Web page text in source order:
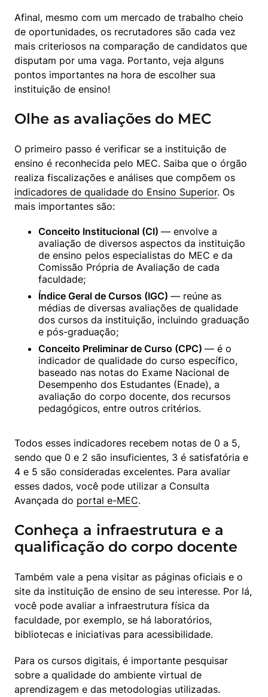
Afinal, mesmo com um mercado de trabalho cheio
de oportunidades, os recrutadores são cada vez
mais criteriosos na comparação de candidatos que
disputam por uma vaga. Portanto, veja alguns
pontos importantes na hora de escolher sua
instituição de ensino!
Olhe as avaliações do MEC
O primeiro passo é verificar se a instituição de
ensino é reconhecida pelo MEC. Saiba que o órgão
indicadores de qualidade do Ensino Superior. Os
mais importantes são:
Conceito Institucional (CI) — envolve a
avaliação de diversos aspectos da instituição
de ensino pelos especialistas do MEC e da
Comissão Própria de Avaliação de cada
faculdade;
Índice Geral de Cursos (IGC) — reúne as
médias de diversas avaliações de qualidade
dos cursos da instituição, incluindo graduação
e pós-graduação;
Conceito Preliminar de Curso (CPC) — é o
indicador de qualidade do curso específico,
baseado nas notas do Exame Nacional de
Desempenho dos Estudantes (Enade), a
avaliação do corpo docente, dos recursos
pedagógicos, entre outros critérios.
Todos esses indicadores recebem notas de 0 a 5,
sendo que 0 e 2 são insuficientes, 3 é satisfatória e
4 e 5 são consideradas excelentes. Para avaliar
esses dados, você pode utilizar a Consulta
Avançada do portal e-MEC.
Conheça a infraestrutura e a
qualificação do corpo docente
Também vale a pena visitar as páginas oficiais e o
site da instituição de ensino de seu interesse. Por lá,
você pode avaliar a infraestrutura física da
faculdade, por exemplo, se há laboratórios,
bibliotecas e iniciativas para acessibilidade.
Para os cursos digitais, é importante pesquisar
sobre a qualidade do ambiente virtual de
aprendizagem e das metodologias utilizadas.